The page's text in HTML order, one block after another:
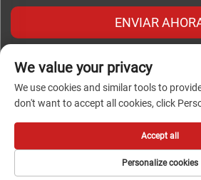
ENVIAR
Industrial Automation Co., Ltd. todos
We value your privacy
We use cookies and similar tools to
don't want to accept all cookies, click
Personalize cookies
Accept all